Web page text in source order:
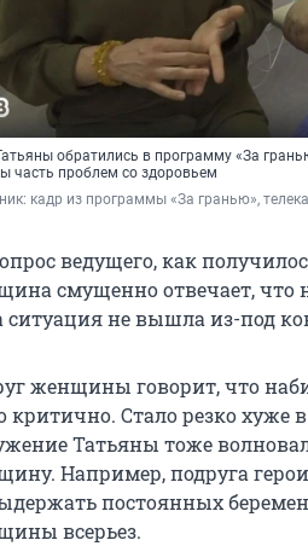
обратились в программу «За
часть проблем со здоровьем
кадр из программы «За гранью»,
ведущего, как
смущенно отвечает, что
ситуация не вышла из-под
женщины говорит, что
критично. Стало резко хуже в
Татьяны тоже
Например, подруга
постоянных
всерьез.